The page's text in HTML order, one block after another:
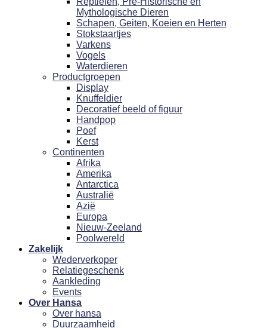
Mythologische Dieren
Schapen, Geiten, Koeien en Herten
Stokstaartjes
Varkens
Vogels
Waterdieren
Productgroepen
Display
Knuffeldier
Decoratief beeld of figuur
Handpop
Poef
Kerst
Continenten
Afrika
Amerika
Antarctica
Australië
Azië
Europa
Nieuw-Zeeland
Poolwereld
Zakelijk
Wederverkoper
Relatiegeschenk
Aankleding
Events
Over Hansa
Over hansa
Duurzaamheid